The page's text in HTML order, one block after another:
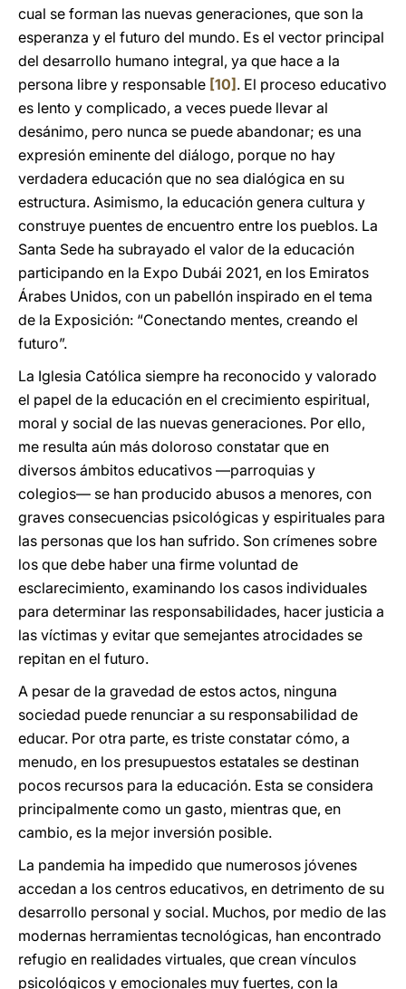
cual se forman las nuevas generaciones, que son la
esperanza y el futuro del mundo. Es el vector principal
del desarrollo humano integral, ya que hace a la
persona libre y responsable [10] . El proceso educativo
es lento y complicado, a veces puede llevar al
desánimo, pero nunca se puede abandonar; es una
expresión eminente del diálogo, porque no hay
verdadera educación que no sea dialógica en su
estructura. Asimismo, la educación genera cultura y
construye puentes de encuentro entre los pueblos. La
Santa Sede ha subrayado el valor de la educación
participando en la Expo Dubái 2021, en los Emiratos
Árabes Unidos, con un pabellón inspirado en el tema
de la Exposición: “Conectando mentes, creando el
futuro”.
La Iglesia Católica siempre ha reconocido y valorado
el papel de la educación en el crecimiento espiritual,
moral y social de las nuevas generaciones. Por ello,
me resulta aún más doloroso constatar que en
diversos ámbitos educativos ―parroquias y
colegios― se han producido abusos a menores, con
graves consecuencias psicológicas y espirituales para
las personas que los han sufrido. Son crímenes sobre
los que debe haber una firme voluntad de
esclarecimiento, examinando los casos individuales
para determinar las responsabilidades, hacer justicia a
las víctimas y evitar que semejantes atrocidades se
repitan en el futuro.
A pesar de la gravedad de estos actos, ninguna
sociedad puede renunciar a su responsabilidad de
educar. Por otra parte, es triste constatar cómo, a
menudo, en los presupuestos estatales se destinan
pocos recursos para la educación. Esta se considera
principalmente como un gasto, mientras que, en
cambio, es la mejor inversión posible.
La pandemia ha impedido que numerosos jóvenes
accedan a los centros educativos, en detrimento de su
desarrollo personal y social. Muchos, por medio de las
modernas herramientas tecnológicas, han encontrado
refugio en realidades virtuales, que crean vínculos
psicológicos y emocionales muy fuertes, con la